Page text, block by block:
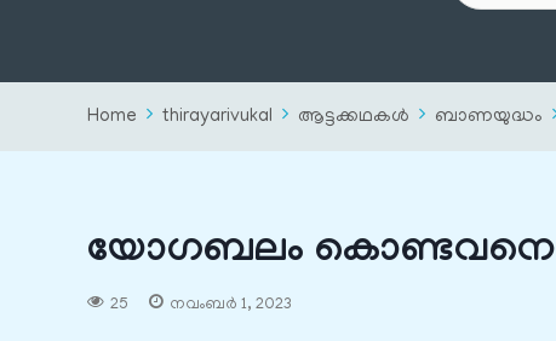
Home thirayarivukal ആട്ടക്കഥകൾ ബാണയുദ്ധം
യോഗബലം കൊണ്ടവനെ
25 നവംബർ 1, 2023